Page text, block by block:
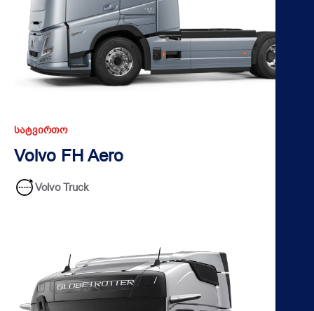
ᲡᲐᲢᲕᲘᲠᲗᲝ
Volvo FH Aero
Volvo Truck